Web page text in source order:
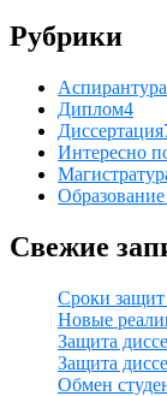
Рубрики
Аспирантура
Диплом4
Диссертация
Интересно
Свежие
Сроки защит
Новые
Защита
Защита
Обмен